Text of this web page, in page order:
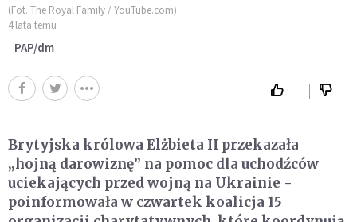
(Fot. The Royal Family / YouTube.com)
4 lata temu
PAP/dm
Brytyjska królowa Elżbieta II przekazała
„hojną darowiznę” na pomoc dla uchodźców
uciekających przed wojną na Ukrainie -
poinformowała w czwartek koalicja 15